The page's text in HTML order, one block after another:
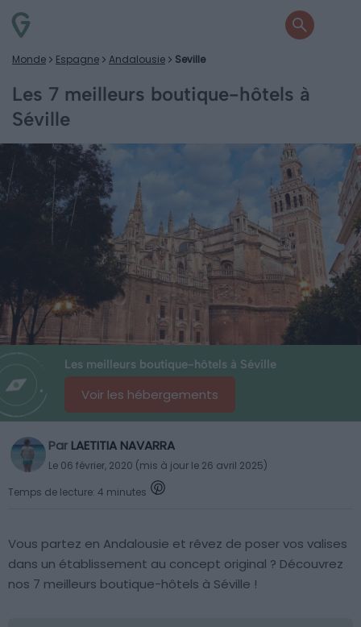
Monde Espagne Andalousie Seville
Les 7 meilleurs boutique-hôtels à
Séville
Les meilleurs boutique-hôtels à Séville
Voir les hébergements
Par LAETITIA NAVARRA
Le 06 février, 2020 (mis à jour le 26 avril 2025)
Temps de lecture: 4 minutes
Vous partez en Andalousie et rêvez de poser vos valises
dans un établissement au concept original ? Découvrez
nos 7 meilleurs boutique-hôtels à Séville !